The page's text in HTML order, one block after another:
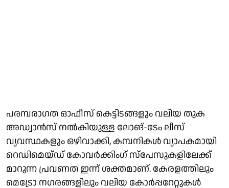
പരമ്പരാഗത ഓഫീസ് കെട്ടിടങ്ങളും വലിയ തുക
അഡ്വാന്‍സ് നല്‍കിയുള്ള ലോങ്-ടേം ലീസ്
വ്യവസ്ഥകളും ഒഴിവാക്കി, കമ്പനികള്‍ വ്യാപകമായി
റെഡിമെയ്ഡ് കോവര്‍ക്കിംഗ് സ്പേസുകളിലേക്ക്
മാറുന്ന പ്രവണത ഇന്ന് ശക്തമാണ്. കേരളത്തിലും
മെട്രോ നഗരങ്ങളിലും വലിയ കോര്‍പ്പറേറ്റുകള്‍